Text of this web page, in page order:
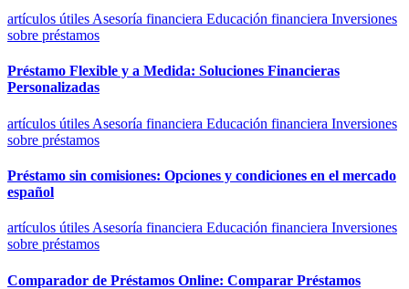
artículos útiles Asesoría financiera Educación financiera Inversiones
sobre préstamos
Préstamo Flexible y a Medida: Soluciones Financieras
Personalizadas
artículos útiles Asesoría financiera Educación financiera Inversiones
sobre préstamos
Préstamo sin comisiones: Opciones y condiciones en el mercado
español
artículos útiles Asesoría financiera Educación financiera Inversiones
sobre préstamos
Comparador de Préstamos Online: Comparar Préstamos